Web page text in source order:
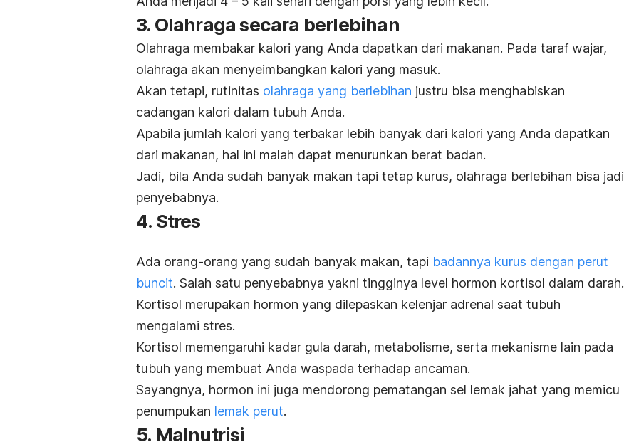
3. Olahraga secara berlebihan
Olahraga membakar kalori yang Anda dapatkan dari makanan. Pada taraf wajar,
olahraga akan menyeimbangkan kalori yang masuk.
Akan tetapi, rutinitas olahraga yang berlebihan justru bisa menghabiskan
cadangan kalori dalam tubuh Anda.
Apabila jumlah kalori yang terbakar lebih banyak dari kalori yang Anda dapatkan
dari makanan, hal ini malah dapat menurunkan berat badan.
Jadi, bila Anda sudah banyak makan tapi tetap kurus, olahraga berlebihan bisa jadi
penyebabnya.
4. Stres
Ada orang-orang yang sudah banyak makan, tapi badannya kurus dengan perut
buncit. Salah satu penyebabnya yakni tingginya level hormon kortisol dalam darah.
Kortisol merupakan hormon yang dilepaskan kelenjar adrenal saat tubuh
mengalami stres.
Kortisol memengaruhi kadar gula darah, metabolisme, serta mekanisme lain pada
tubuh yang membuat Anda waspada terhadap ancaman.
Sayangnya, hormon ini juga mendorong pematangan sel lemak jahat yang memicu
penumpukan lemak perut.
5. Malnutrisi